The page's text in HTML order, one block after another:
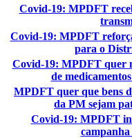
Covid-19: MPDFT
Covid-19: MPDFT
para o
Covid-19: MPDFT quer
de
MPDFT quer que bens
da PM sejam
Covid-19: MPDFT